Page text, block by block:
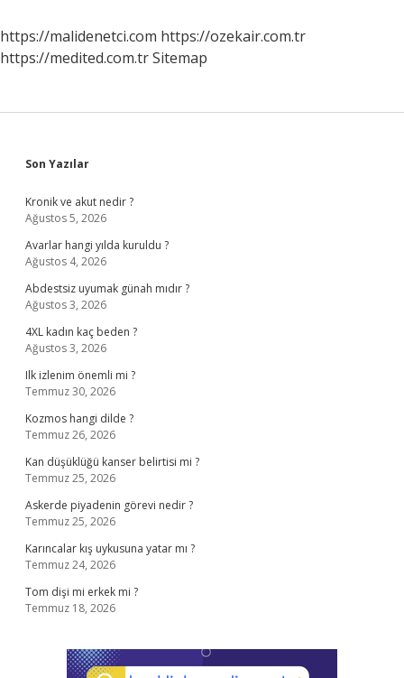
https://malidenetci.com https://ozekair.com.tr
https://medited.com.trSitemap
Sidebar
Son Yazılar
Kronik ve akut nedir ?
Ağustos 5, 2026
Avarlar hangi yılda kuruldu ?
Ağustos 4, 2026
Abdestsiz uyumak günah mıdır ?
Ağustos 3, 2026
4XL kadın kaç beden ?
Ağustos 3, 2026
Ilk izlenim önemli mi ?
Temmuz 30, 2026
Kozmos hangi dilde ?
Temmuz 26, 2026
Kan düşüklüğü kanser belirtisi mi ?
Temmuz 25, 2026
Askerde piyadenin görevi nedir ?
Temmuz 25, 2026
Karıncalar kış uykusuna yatar mı ?
Temmuz 24, 2026
Tom dişi mi erkek mi ?
Temmuz 18, 2026